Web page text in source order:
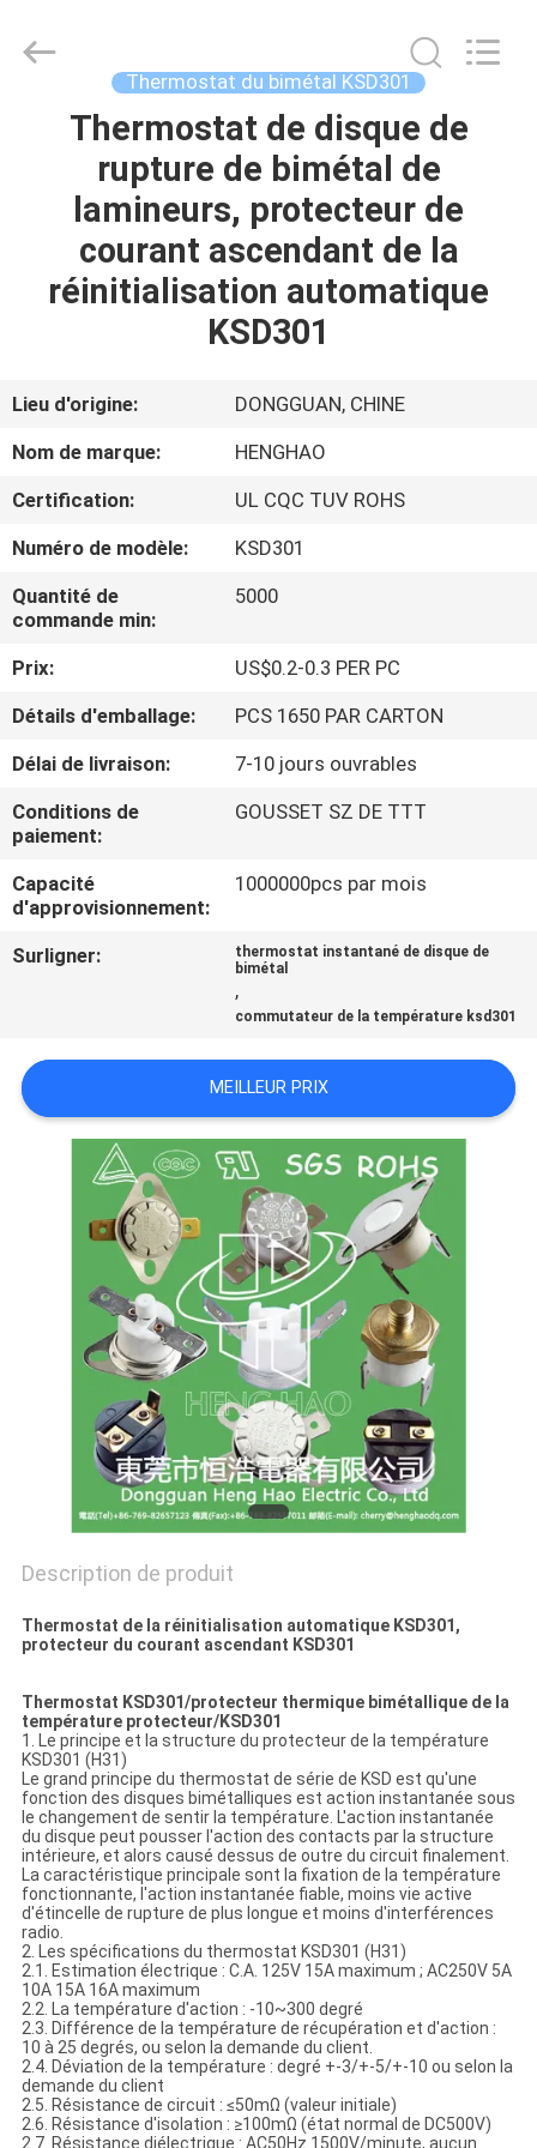
APERÇU
PRODUITS
A
PROPOS
NOUS
VISITE
D'USINE
CONTRÔLE
DE
LA
QUALITÉ
CONTACT
TOUS
LES
PRIVACY
POLICY
Hao
Electric
Thermostat du bimétal KSD301
Thermostat de disque de
rupture de bimétal de
lamineurs, protecteur de
courant ascendant de la
réinitialisation automatique
KSD301
Lieu d'origine:
DONGGUAN, CHINE
Nom de marque:
HENGHAO
Certification:
UL CQC TUV ROHS
Numéro de modèle:
KSD301
Quantité de
commande min:
5000
Prix:
US$0.2-0.3 PER PC
Détails d'emballage:
PCS 1650 PAR CARTON
Délai de livraison:
7-10 jours ouvrables
Conditions de
paiement:
GOUSSET SZ DE TTT
Capacité
d'approvisionnement:
1000000pcs par mois
Surligner:
thermostat instantané de disque de
bimétal
,
commutateur de la température ksd301
MEILLEUR PRIX
Description de produit
Thermostat de la réinitialisation automatique KSD301,
protecteur du courant ascendant KSD301
Thermostat KSD301/protecteur thermique bimétallique de la
température protecteur/KSD301
1. Le principe et la structure du protecteur de la température
KSD301 (H31)
Le grand principe du thermostat de série de KSD est qu'une
fonction des disques bimétalliques est action instantanée sous
le changement de sentir la température. L'action instantanée
du disque peut pousser l'action des contacts par la structure
intérieure, et alors causé dessus de outre du circuit finalement.
La caractéristique principale sont la fixation de la température
fonctionnante, l'action instantanée fiable, moins vie active
d'étincelle de rupture de plus longue et moins d'interférences
radio.
2. Les spécifications du thermostat KSD301 (H31)
2.1. Estimation électrique : C.A. 125V 15A maximum ; AC250V 5A
10A 15A 16A maximum
2.2. La température d'action : -10~300 degré
2.3. Différence de la température de récupération et d'action :
10 à 25 degrés, ou selon la demande du client.
2.4. Déviation de la température : degré +-3/+-5/+-10 ou selon la
demande du client
2.5. Résistance de circuit : ≤50mΩ (valeur initiale)
2.6. Résistance d'isolation : ≥100mΩ (état normal de DC500V)
2.7. Résistance diélectrique : AC50Hz 1500V/minute, aucun